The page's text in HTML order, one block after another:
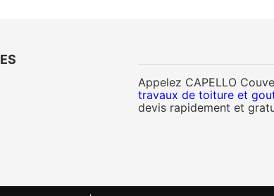
Appelez CAPELLO
travaux de toiture et
devis rapidement et